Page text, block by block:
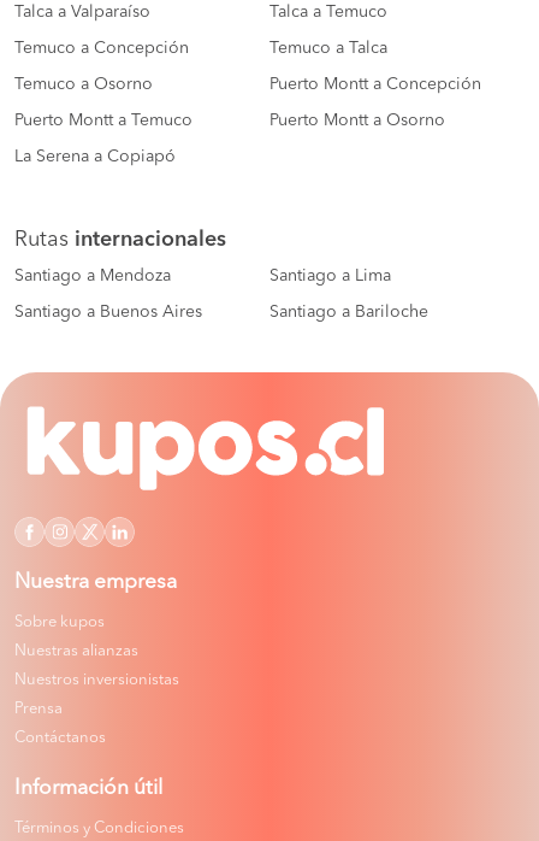
Talca a Valparaíso Talca a Temuco
Temuco a Concepción Temuco a Talca
Temuco a Osorno Puerto Montt a Concepción
Puerto Montt a Temuco Puerto Montt a Osorno
La Serena a Copiapó
Rutas internacionales
Santiago a Mendoza Santiago a Lima
Santiago a Buenos Aires Santiago a Bariloche
Nuestra empresa
Sobre kupos
Nuestras alianzas
Nuestros inversionistas
Prensa
Contáctanos
Información útil
Términos y Condiciones